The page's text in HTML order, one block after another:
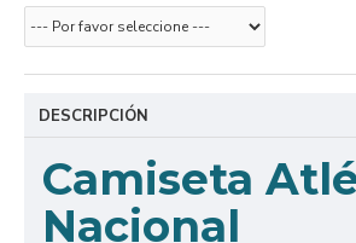
DESCRIPCIÓN
Camiseta
Nacional